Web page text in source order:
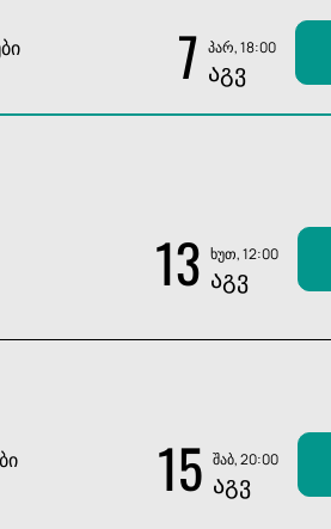
7 პარ, 18:00
ᲐᲒᲕ
13 ხუთ, 12:00
ᲐᲒᲕ
15 შაბ, 20:00
ᲐᲒᲕ